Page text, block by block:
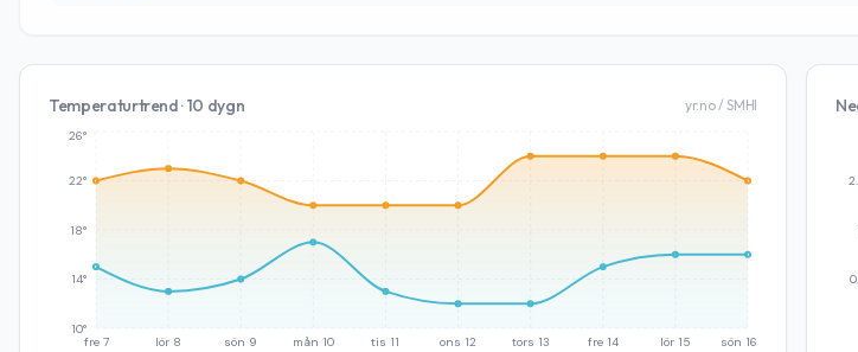
Temperaturtrend · 10 dygn yr.no / SMHI
fre 7 lör 8 sön 9 mån 10 tis 11 ons 12 tors 13 fre 14 lör 15 sön 16
10°
14°
18°
22°
26°